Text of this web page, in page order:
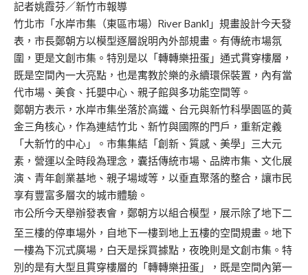
記者姚霞芬／新竹市報導
竹北市「水岸市集（東區市場）River Bank1」規畫設計今天發
表，市長鄭朝方以模型逐層說明內外部規畫。有傳統市場氛
圍，更是文創市集。特別是以「轉轉樂扭蛋」通式貫穿樓層，
既是空間內一大亮點，也是寓教於樂的永續環保裝置，內有當
代市場、美食、托嬰中心、親子館與多功能空間等。
鄭朝方表示，水岸市集坐落於高鐵、台元與新竹科學園區的黃
金三角核心，作為連結竹北、新竹與國際的門戶，重新定義
「大新竹的中心」。市集集結「創新、質感、美學」三大元
素，營運以全時段為理念，囊括傳統市場、品牌市集、文化展
演、青年創業基地、親子場域等，以垂直聚落的整合，讓市民
享有豐富多層次的城市體驗。
市公所今天舉辦發表會，鄭朝方以組合模型，展示除了地下二
至三樓的停車場外，自地下一樓到地上五樓的空間規畫。地下
一樓為下沉式廣場，白天是採買據點，夜晚則是文創市集。特
別的是有大型且貫穿樓層的「轉轉樂扭蛋」，既是空間內第一